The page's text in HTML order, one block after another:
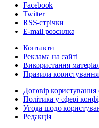
Facebook
Twitter
RSS-стрічки
E-mail розсилка
Контакти
Реклама на сайті
Використання
Правила
Договір користування
Політика у сфері
Угода щодо
Редакція